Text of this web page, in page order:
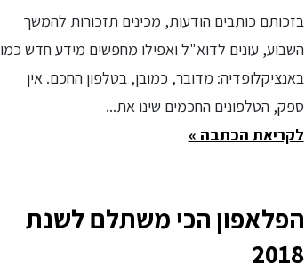
בזכותם כותבים הודעות, מכינים תזכורות להמשך
השבוע, עונים לדוא"ל ואפילו מחפשים מידע חדש כמו
באנציקלופדיה: מדובר, כמובן, בטלפון החכם. אין
ספק, הטלפונים החכמים שינו את...
לקריאת הכתבה »
הפלאפון הכי משתלם לשנת
2018